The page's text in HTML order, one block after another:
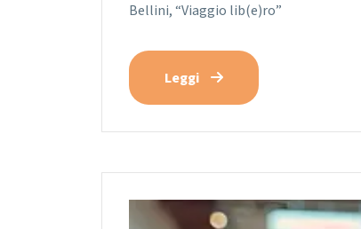
Bellini, “Viaggio lib(e)ro”
Leggi